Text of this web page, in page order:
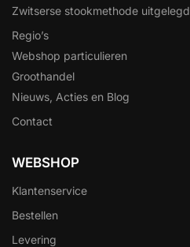
Zwitserse stookmethode uitgelegd
Regio’s
Webshop particulieren
Groothandel
Nieuws, Acties en Blog
Contact
WEBSHOP
Klantenservice
Bestellen
Levering